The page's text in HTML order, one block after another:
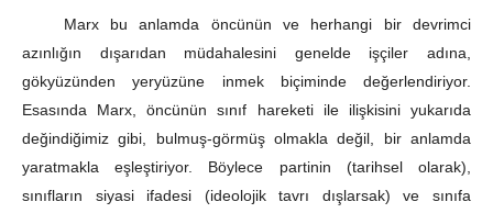
Marx bu anlamda öncünün ve herhangi bir devrimci
azınlığın dışarıdan müdahalesini genelde işçiler adına,
gökyüzünden yeryüzüne inmek biçiminde değerlendiriyor.
Esasında Marx, öncünün sınıf hareketi ile ilişkisini yukarıda
değindiğimiz gibi, bulmuş-görmüş olmakla değil, bir anlamda
yaratmakla eşleştiriyor. Böylece partinin (tarihsel olarak),
sınıfların siyasi ifadesi (ideolojik tavrı dışlarsak) ve sınıfa